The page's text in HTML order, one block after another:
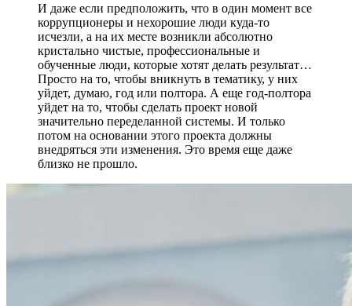
И даже если предположить, что в один момент все
коррупционеры и нехорошие люди куда-то
исчезли, а на их месте возникли абсолютно
кристально чистые, профессиональные и
обученные люди, которые хотят делать результат…
Просто на то, чтобы вникнуть в тематику, у них
уйдет, думаю, год или полтора. А еще год-полтора
уйдет на то, чтобы сделать проект новой
значительно переделанной системы. И только
потом на основании этого проекта должны
внедряться эти изменения. Это время еще даже
близко не прошло.